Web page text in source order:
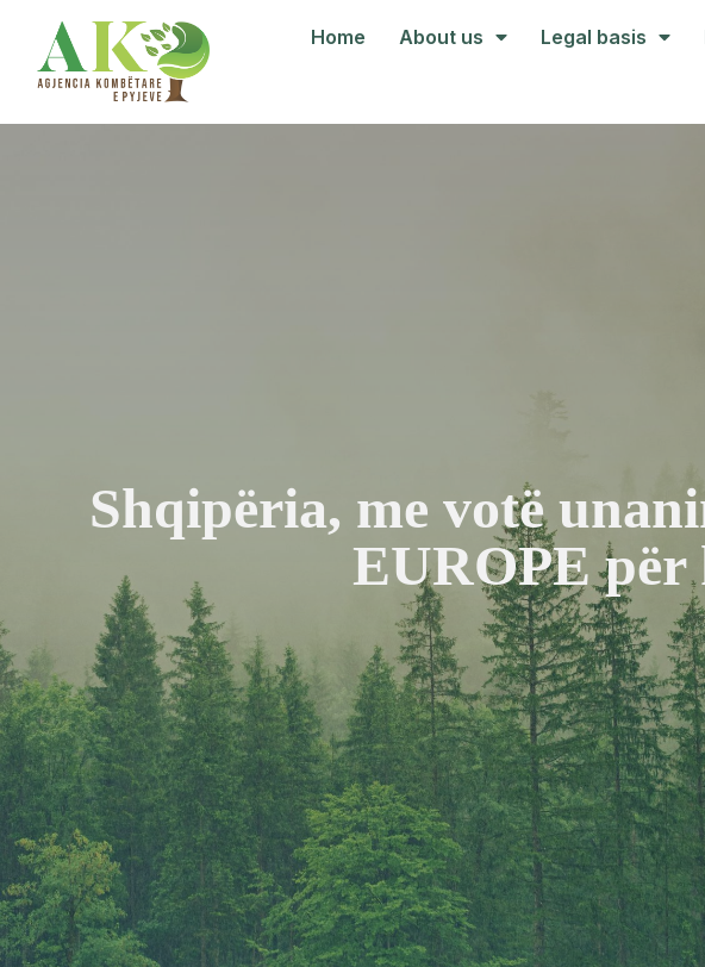
Home About us Legal basis
Shqipëria, me votë
EUROPE për